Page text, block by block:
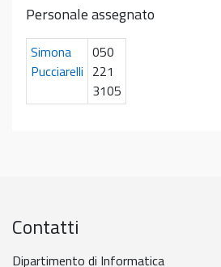
Personale assegnato
Simona
Pucciarelli
050
221
3105
Contatti
Dipartimento di Informatica